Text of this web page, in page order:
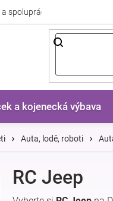
spolupráce
a kojenecká výbava
Auta, lodě, roboti
RC Jeep